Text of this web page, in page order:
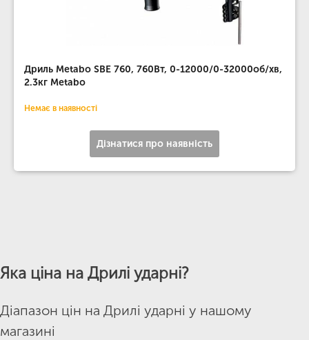
Дриль Metabo SBE 760, 760Вт, 0-12000/0-32000об/хв,
2.3кг Metabo
Немає в наявності
Дізнатися про наявність
Яка ціна на Дрилі ударні?
Діапазон цін на Дрилі ударні у нашому
магазині